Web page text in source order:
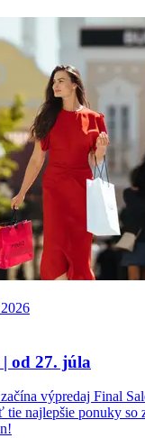
| od 27. júla
výpredaj Final
tie najlepšie ponuky so